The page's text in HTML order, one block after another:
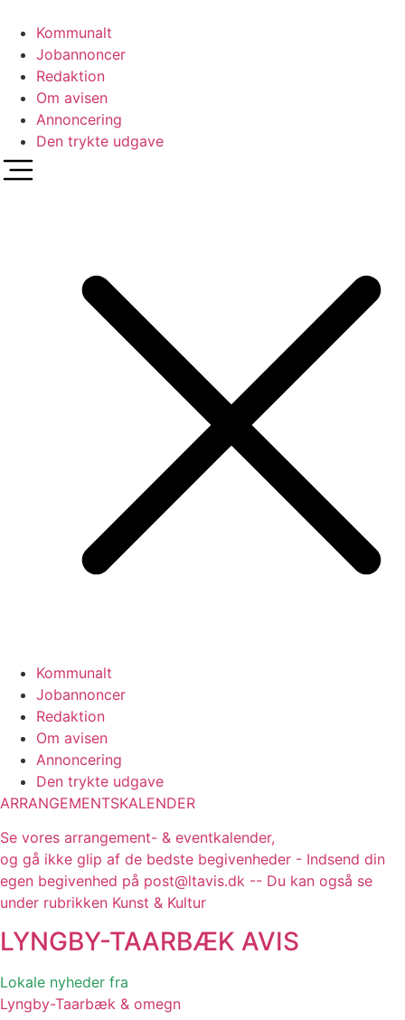
indhold
Kommunalt
Jobannoncer
Redaktion
Om avisen
Annoncering
Den trykte udgave
Kommunalt
Jobannoncer
Redaktion
Om avisen
Annoncering
Den trykte udgave
ARRANGEMENTSKALENDER
Se vores arrangement- & eventkalender,
og gå ikke glip af de bedste begivenheder - Indsend din
egen begivenhed på post@ltavis.dk -- Du kan også se
under rubrikken Kunst & Kultur
LYNGBY-TAARBÆK AVIS
Lokale nyheder fra
Lyngby-Taarbæk & omegn